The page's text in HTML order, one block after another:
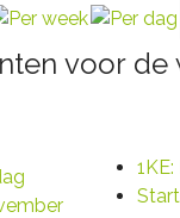
voor de